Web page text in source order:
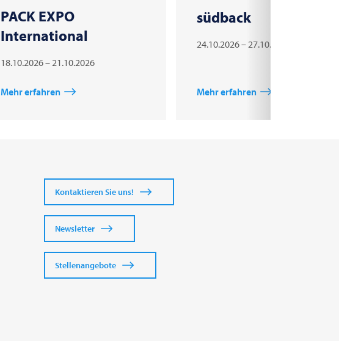
PACK EXPO
International
18.10.2026 – 21.10.2026
Mehr erfahren
südback
24.10.2026 – 27.10.2026
Mehr erfahren
Kontaktieren Sie uns!
Newsletter
Stellenangebote